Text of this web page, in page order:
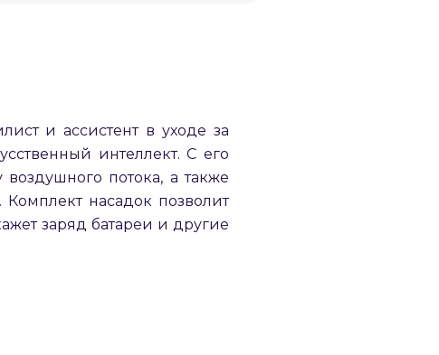
и ассистент в уходе за
интеллект. С его
потока, а также
насадок позволит
заряд батареи и другие